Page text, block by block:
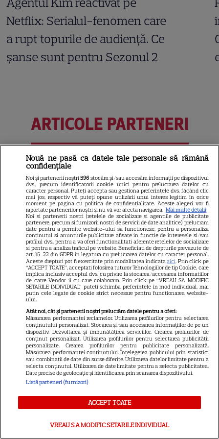
Netflix: Serialul-fenomen care
a rupt topurile de audiență. Ce
șanse sunt pentru Sezonul 2
ARTICOLE PARTENERI
Gemenii primesc vești
contradictorii
Loto 6/49 din 2 august 2026.
Numerele extrase duminică
Cum coci vinetele la bloc, fără
să umpli casa de fum
Cum se face cafeaua la presa
franceză – cum funcționează
Nouă ne pasă ca datele tale personale să rămână
confidențiale
Noi și partenerii noștri596 stocăm și/sau accesăm informații pe dispozitivul
dvs., precum identificatorii cookie unici pentru prelucrarea datelor cu
caracter personal. Puteți accepta sau gestiona preferințele dvs. făcând clic
mai jos, respectiv vă puteți opune utilizării unui interes legitim în orice
moment pe pagina cu politica de confidențialitate. Aceste alegeri vor fi
raportate partenerilor noștri și nu vă vor afecta navigarea. Mai multe detalii
Noi si partenerii nostri (retelele de socializare si agentiile de publicitate
partenere, precum si furnizorii nostri de servicii de date analitice) prelucram
date pentru a permite website-ului sa functioneze, pentru a personaliza
continutul si anunturile publicitare afisate in functie de interesele si/sau
profilul dvs., pentru a va oferi functionalitati aferente retelelor de socializare
si pentru a analiza traficul pe website. Beneficiati de drepturile prevazute de
art. 15-22 din GDPR in legatura cu prelucrarea datelor cu caracter personal.
Aceste drepturi pot fi exercitate prin modalitatea indicataaici. Prin click pe
“ACCEPT TOATE”, acceptati folosirea tuturor Tehnologiilor de tip Cookie, care
implica inclusiv acceptul dvs. cu privire la stocarea/accesarea informatiilor
de catre Vendor-ii cu care colaboram. Prin click pe “VREAU SA MODIFIC
SETARILE INDIVIDUAL” puteti schimba preferintele in mod individual, mai
putin cele legate de cookie strict necesare pentru functionarea website-
ului.
Atât noi, cât și partenerii noștri prelucrăm datele pentru a oferi:
Măsurarea performanței reclamelor. Utilizarea profilurilor pentru selectarea
conținutului personalizat. Stocarea și/sau accesarea informațiilor de pe un
dispozitiv. Dezvoltarea și îmbunătățirea serviciilor. Crearea profilurilor de
conținut personalizat. Utilizarea profilurilor pentru selectarea publicității
personalizate. Crearea profilurilor pentru publicitate personalizată.
Măsurarea performanței conținutului. Înțelegerea publicului prin statistici
sau combinații de date din surse diferite. Utilizarea datelor limitate pentru a
selecta conținutul. Utilizarea de date limitate pentru a selecta publicitatea.
Date precise de geolocație și identificarea prin scanarea dispozitivului.
Listă parteneri (furnizori)
ACCEPT TOATE
VREAU SA MODIFIC SETARILE INDIVIDUAL